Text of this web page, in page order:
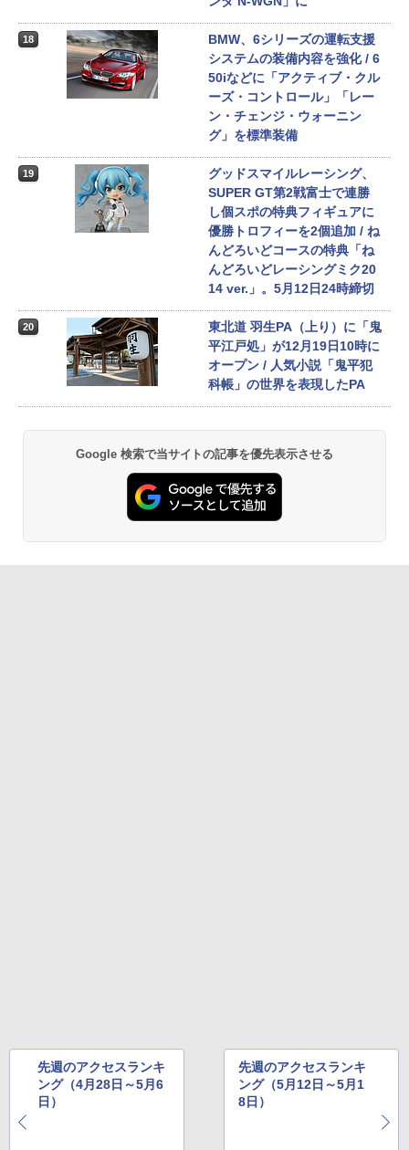
18
BMW、6シリーズの運転支援
システムの装備内容を強化 / 6
50iなどに「アクティブ・クル
ーズ・コントロール」「レー
ン・チェンジ・ウォーニン
グ」を標準装備
19
グッドスマイルレーシング、
SUPER GT第2戦富士で連勝
し個スポの特典フィギュアに
優勝トロフィーを2個追加 / ね
んどろいどコースの特典「ね
んどろいどレーシングミク20
14 ver.」。5月12日24時締切
20
東北道 羽生PA（上り）に「鬼
平江戸処」が12月19日10時に
オープン / 人気小説「鬼平犯
科帳」の世界を表現したPA
Google 検索で当サイトの記事を優先表示させる
先週のアクセスランキ
ング（4月28日～5月6
日）
先週のアクセスランキ
ング（5月12日～5月1
8日）